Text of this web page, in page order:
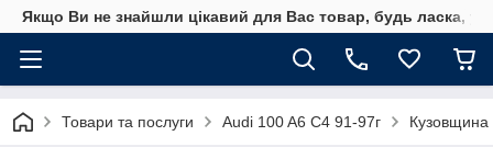
Якщо Ви не знайшли цікавий для Вас товар, будь ласка,
Товари та послуги Audi 100 A6 C4 91-97г Кузовщина